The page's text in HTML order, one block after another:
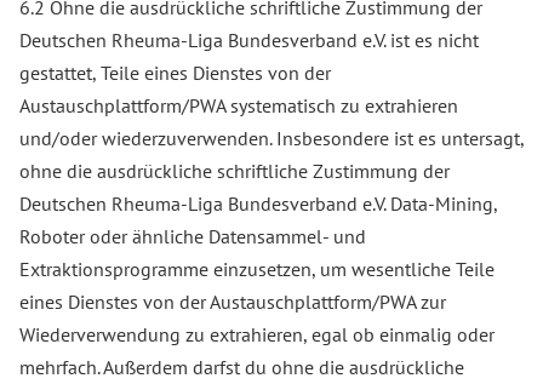
6.2 Ohne die ausdrückliche schriftliche Zustimmung der
Deutschen Rheuma-Liga Bundesverband e.V. ist es nicht
gestattet, Teile eines Dienstes von der
Austauschplattform/PWA systematisch zu extrahieren
und/oder wiederzuverwenden. Insbesondere ist es untersagt,
ohne die ausdrückliche schriftliche Zustimmung der
Deutschen Rheuma-Liga Bundesverband e.V. Data-Mining,
Roboter oder ähnliche Datensammel- und
Extraktionsprogramme einzusetzen, um wesentliche Teile
eines Dienstes von der Austauschplattform/PWA zur
Wiederverwendung zu extrahieren, egal ob einmalig oder
mehrfach. Außerdem darfst du ohne die ausdrückliche